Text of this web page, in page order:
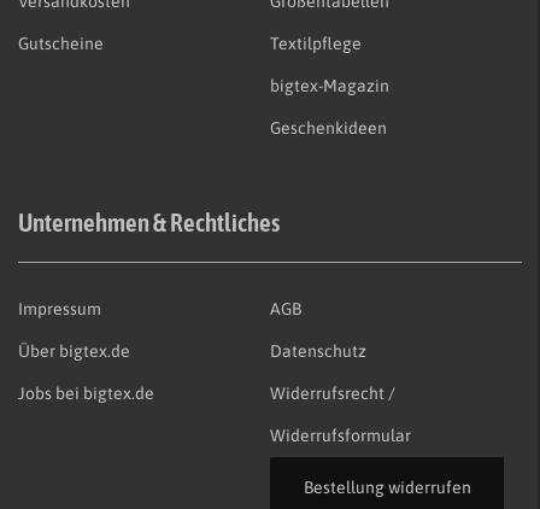
Gutscheine Textilpflege
bigtex-Magazin
Geschenkideen
Unternehmen & Rechtliches
Impressum
Über bigtex.de
Jobs bei bigtex.de
AGB
Datenschutz
Widerrufsrecht /
Widerrufsformular
Bestellung widerrufen